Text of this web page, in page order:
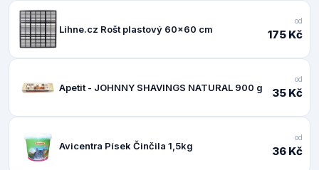
Lihne.cz Rošt plastový 60x60 cm
od
175 Kč
Apetit - JOHNNY SHAVINGS NATURAL 900 g
od
35 Kč
Avicentra Písek Činčila 1,5kg
od
36 Kč